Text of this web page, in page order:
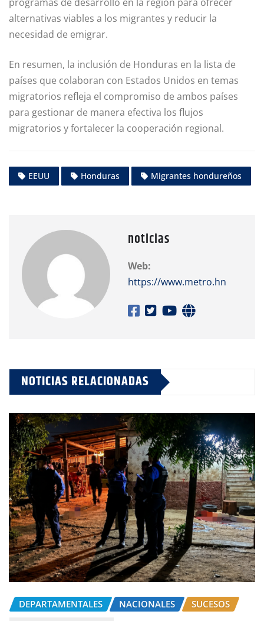
programas de desarrollo en la región para ofrecer
alternativas viables a los migrantes y reducir la
necesidad de emigrar.
En resumen, la inclusión de Honduras en la lista de
países que colaboran con Estados Unidos en temas
migratorios refleja el compromiso de ambos países
para gestionar de manera efectiva los flujos
migratorios y fortalecer la cooperación regional.
EEUU Honduras Migrantes hondureños
noticias
Web:
https://www.metro.hn
NOTICIAS RELACIONADAS
DEPARTAMENTALES NACIONALES SUCESOS